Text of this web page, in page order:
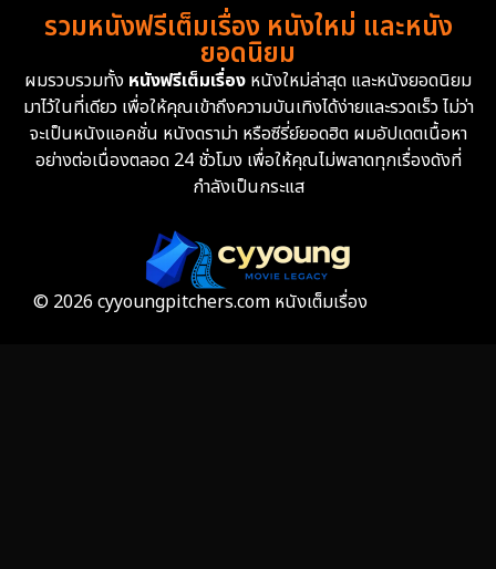
Family ครอบครัว 366
Fantasy จินตนาการ 332
Fiction 9
รวมหนังฟรีเต็มเรื่อง หนังใหม่ และหนัง
ยอดนิยม
ผมรวบรวมทั้ง หนังฟรีเต็มเรื่อง หนังใหม่ล่าสุด และหนังยอดนิยม
มาไว้ในที่เดียว เพื่อให้คุณเข้าถึงความบันเทิงได้ง่ายและรวดเร็ว ไม่ว่า
จะเป็นหนังแอคชั่น หนังดราม่า หรือซีรี่ย์ยอดฮิต ผมอัปเดตเนื้อหา
อย่างต่อเนื่องตลอด 24 ชั่วโมง เพื่อให้คุณไม่พลาดทุกเรื่องดังที่
กำลังเป็นกระแส
© 2026 cyyoungpitchers.com หนังเต็มเรื่อง